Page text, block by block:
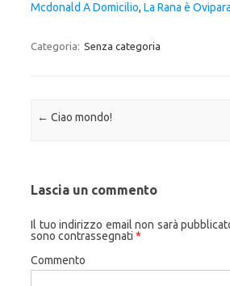
Mcdonald A Domicilio, La Rana è Ovipara
Categoria: Senza categoria
Navigazione articolo
← Ciao mondo!
Lascia un commento
Il tuo indirizzo email non sarà
sono contrassegnati *
Commento